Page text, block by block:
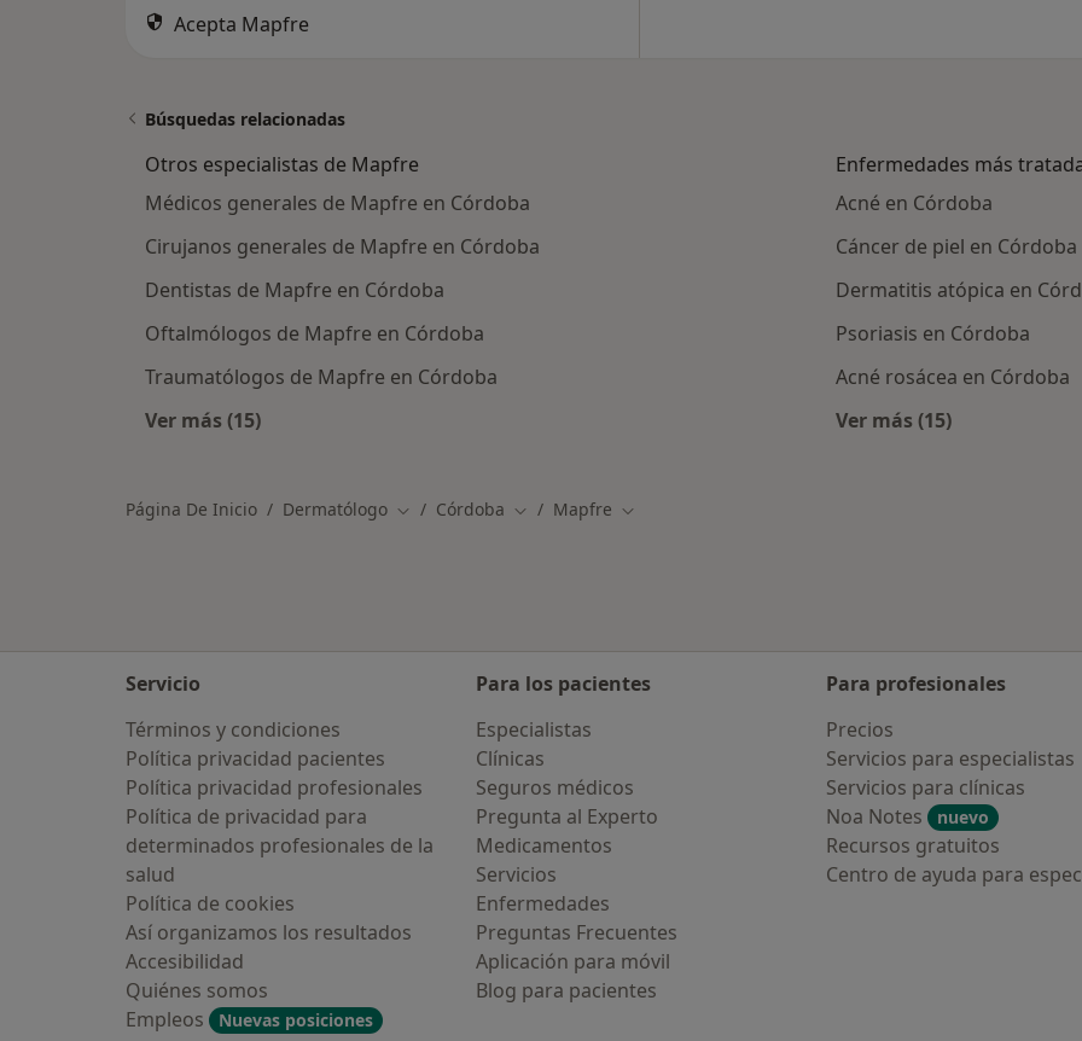
Acepta Mapfre
Búsquedas relacionadas
Otros especialistas de Mapfre
Médicos generales de Mapfre en Córdoba
Cirujanos generales de Mapfre en Córdoba
Dentistas de Mapfre en Córdoba
Oftalmólogos de Mapfre en Córdoba
Traumatólogos de Mapfre en Córdoba
Ver más (15)
Enfermedades más
Acné en Córdoba
Cáncer de piel en Córdoba
Dermatitis atópica en
Psoriasis en Córdoba
Acné rosácea en Córdoba
Ver más (15)
Página De Inicio Dermatólogo Cambiar de ciudad
Córdoba Cambiar de ciudad
Mapfre Cambiar de ciudad
Servicio
Términos y condiciones
Política privacidad pacientes
Política privacidad profesionales
Política de privacidad para
determinados profesionales de la
salud
Política de cookies
Así organizamos los resultados
Accesibilidad
Quiénes somos
Empleos
Nuevas posiciones
Para los pacientes
Especialistas
Clínicas
Seguros médicos
Pregunta al Experto
Medicamentos
Servicios
Enfermedades
Preguntas Frecuentes
Aplicación para móvil
Blog para pacientes
Para profesionales
Precios
Servicios para especialistas
Servicios para clínicas
Noa Notes
nuevo
Recursos gratuitos
Centro de ayuda para